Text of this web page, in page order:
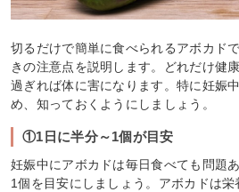
切るだけで簡単に食べられるアボカド
きの注意点を説明します。どれだけ健
過ぎれば体に害になります。特に妊娠
め、知っておくようにしましょう。
①1日に半分～1個が目安
妊娠中にアボカドは毎日食べても問題
1個を目安にしましょう。アボカドは